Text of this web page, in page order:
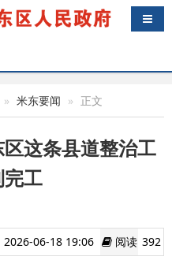
导航
米东要闻 正文
这条县道整治工
工
2026-06-18 19:06 阅读 392